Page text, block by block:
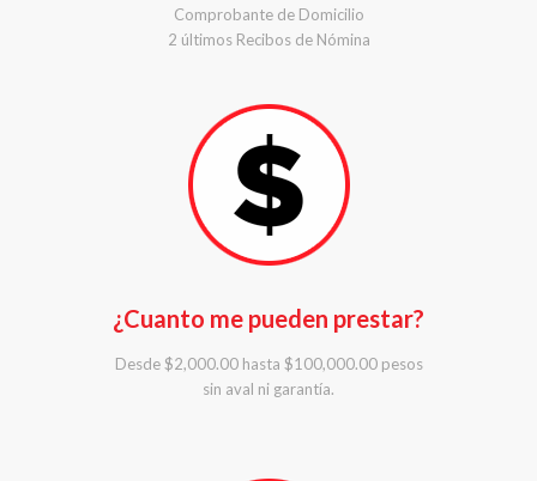
Comprobante de Domicilio
2 últimos Recibos de Nómina
¿Cuanto me pueden prestar?
Desde $2,000.00 hasta $100,000.00 pesos
sin aval ni garantía.